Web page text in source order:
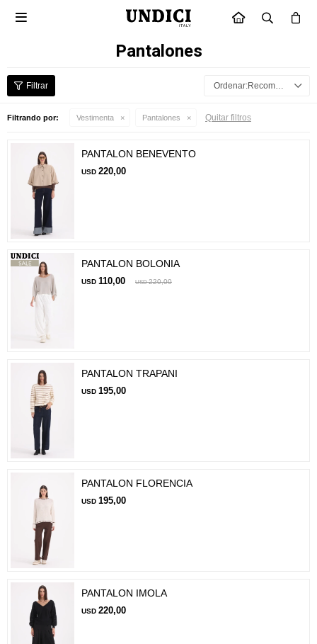
INICIO

Pantalones
Recomendados
Filtrando por: Vestimenta Pantalones Quitar filtros
PANTALON BENEVENTO
USD 220,00
PANTALON BOLONIA
USD 110,00 USD 220,00
PANTALON TRAPANI
USD 195,00
PANTALON FLORENCIA
USD 195,00
PANTALON IMOLA
USD 220,00